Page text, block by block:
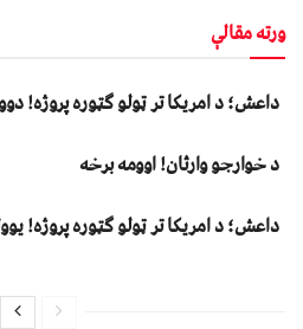
ورته مقالې
داعش؛ د امریکا تر ټولو ګټوره پروژه!
د خوارجو وارثان! اوومه برخه
داعش؛ د امریکا تر ټولو ګټوره پروژه!